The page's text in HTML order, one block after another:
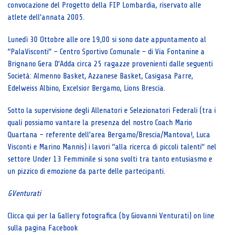
convocazione del Progetto della FIP Lombardia, riservato alle
atlete dell’annata 2005.
Lunedì 30 Ottobre alle ore 19,00 si sono date appuntamento al
“PalaVisconti” – Centro Sportivo Comunale – di Via Fontanine a
Brignano Gera D’Adda circa 25 ragazze provenienti dalle seguenti
Società: Almenno Basket, Azzanese Basket, Casigasa Parre,
Edelweiss Albino, Excelsior Bergamo, Lions Brescia.
Sotto la supervisione degli Allenatori e Selezionatori Federali (tra i
quali possiamo vantare la presenza del nostro Coach Mario
Quartana – referente dell’area Bergamo/Brescia/Mantova!, Luca
Visconti e Marino Mannis) i lavori “alla ricerca di piccoli talenti” nel
settore Under 13 Femminile si sono svolti tra tanto entusiasmo e
un pizzico di emozione da parte delle partecipanti.
GVenturati
Clicca qui per la Gallery fotografica (by Giovanni Venturati) on line
sulla pagina Facebook